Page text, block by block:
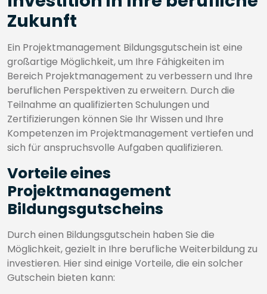
Zukunft
Ein Projektmanagement Bildungsgutschein ist eine
großartige Möglichkeit, um Ihre Fähigkeiten im
Bereich Projektmanagement zu verbessern und Ihre
beruflichen Perspektiven zu erweitern. Durch die
Teilnahme an qualifizierten Schulungen und
Zertifizierungen können Sie Ihr Wissen und Ihre
Kompetenzen im Projektmanagement vertiefen und
sich für anspruchsvolle Aufgaben qualifizieren.
Vorteile eines
Projektmanagement
Bildungsgutscheins
Durch einen Bildungsgutschein haben Sie die
Möglichkeit, gezielt in Ihre berufliche Weiterbildung zu
investieren. Hier sind einige Vorteile, die ein solcher
Gutschein bieten kann: